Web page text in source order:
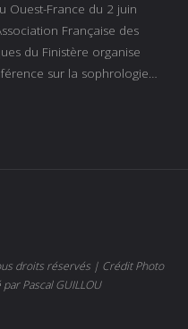
primaire d’assurance-
aussi une pathologie
handicapante et coûte
on sait que 37 % des
que le diabète
Ouest-France du 2 juin
Française des
du Finistère organise
sur la sophrologie
droits réservés | Crédit Photo
Pascal GUILLOU